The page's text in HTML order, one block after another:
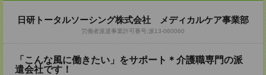
日研トータルソーシング株式会社 メディカルケア事業部
労働者派遣事業許可番号:派13-060060
「こんな風に働きたい」をサポート＊介護職専門の派
遣会社です！